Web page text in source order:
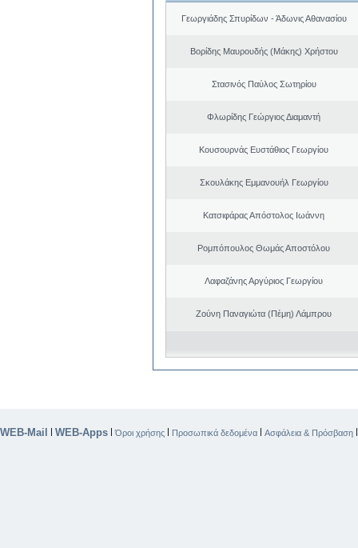
Γεωργιάδης Σπυρίδων - Άδωνις Αθανασίου
Βορίδης Μαυρουδής (Μάκης) Χρήστου
Στασινός Παύλος Σωτηρίου
Φλωρίδης Γεώργιος Διαμαντή
Κουσουρνάς Ευστάθιος Γεωργίου
Σκουλάκης Εμμανουήλ Γεωργίου
Κατσιφάρας Απόστολος Ιωάννη
Ρομπόπουλος Θωμάς Αποστόλου
Λαφαζάνης Αργύριος Γεωργίου
Ζούνη Παναγιώτα (Πέμη) Λάμπρου
WEB-Mail | WEB-Apps |Όροι χρήσης | Προσωπικά δεδομένα | Ασφάλεια & Πρόσβαση